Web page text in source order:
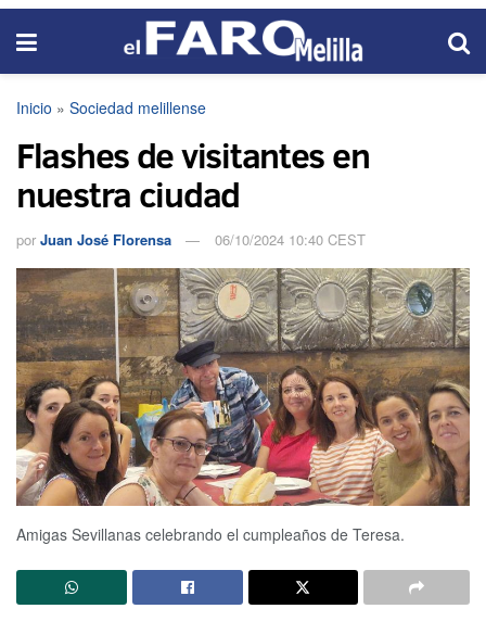
Inicio » Sociedad melillense
Flashes de visitantes en
nuestra ciudad
por Juan José Florensa 06/10/2024 10:40 CEST
Amigas Sevillanas celebrando el cumpleaños de Teresa.